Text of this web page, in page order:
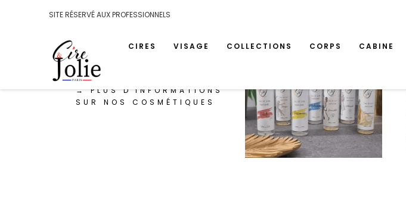
SITE RÉSERVÉ AUX PROFESSIONNELS
CIRES VISAGE COLLECTIONS CORPS CABINE
→ PLUS D'INFORMATIONS
SUR NOS COSMÉTIQUES